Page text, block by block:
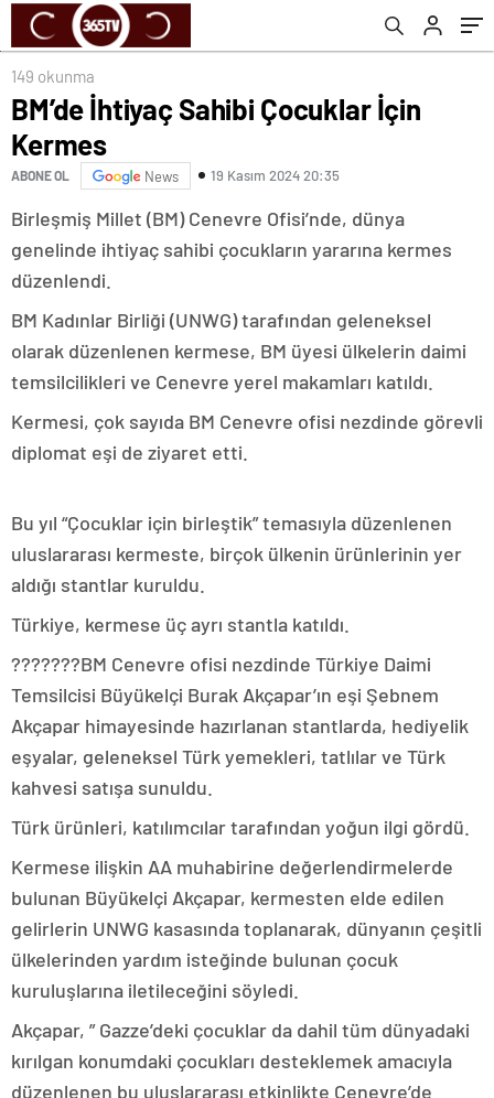
149 okunma
BM’de İhtiyaç Sahibi Çocuklar İçin
Kermes
ABONE OL News 19 Kasım 2024 20:35
Birleşmiş Millet (BM) Cenevre Ofisi’nde, dünya
genelinde ihtiyaç sahibi çocukların yararına kermes
düzenlendi.
BM Kadınlar Birliği (UNWG) tarafından geleneksel
olarak düzenlenen kermese, BM üyesi ülkelerin daimi
temsilcilikleri ve Cenevre yerel makamları katıldı.
Kermesi, çok sayıda BM Cenevre ofisi nezdinde görevli
diplomat eşi de ziyaret etti.
Bu yıl “Çocuklar için birleştik” temasıyla düzenlenen
uluslararası kermeste, birçok ülkenin ürünlerinin yer
aldığı stantlar kuruldu.
Türkiye, kermese üç ayrı stantla katıldı.
???????BM Cenevre ofisi nezdinde Türkiye Daimi
Temsilcisi Büyükelçi Burak Akçapar’ın eşi Şebnem
Akçapar himayesinde hazırlanan stantlarda, hediyelik
eşyalar, geleneksel Türk yemekleri, tatlılar ve Türk
kahvesi satışa sunuldu.
Türk ürünleri, katılımcılar tarafından yoğun ilgi gördü.
Kermese ilişkin AA muhabirine değerlendirmelerde
bulunan Büyükelçi Akçapar, kermesten elde edilen
gelirlerin UNWG kasasında toplanarak, dünyanın çeşitli
ülkelerinden yardım isteğinde bulunan çocuk
kuruluşlarına iletileceğini söyledi.
Akçapar, ” Gazze’deki çocuklar da dahil tüm dünyadaki
kırılgan konumdaki çocukları desteklemek amacıyla
düzenlenen bu uluslararası etkinlikte Cenevre’de